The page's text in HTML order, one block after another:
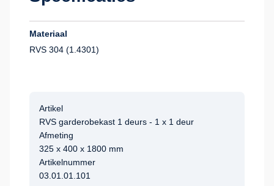
Materiaal
RVS 304 (1.4301)
Artikel
RVS garderobekast 1 deurs - 1 x 1 deur
Afmeting
325 x 400 x 1800 mm
Artikelnummer
03.01.01.101